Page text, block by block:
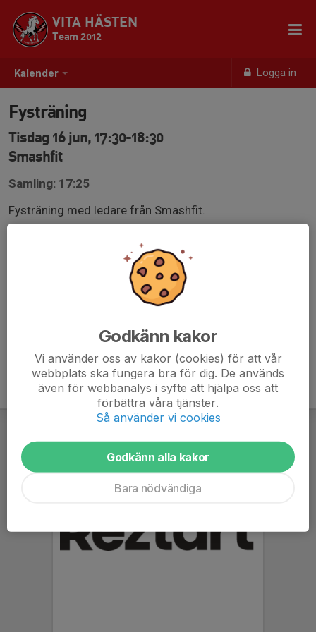
Kalender Logga in
VITA HÄSTEN
Team 2012
Fysträning
Tisdag 16 jun, 17:30-18:30
Smashfit
Samling: 17:25
Fysträning med ledare från Smashfit.
Ta med vattenflaska & inneskor (rena).
Godkänn kakor
Vi använder oss av kakor (cookies) för att vår
webbplats ska fungera bra för dig. De används
även för webbanalys i syfte att hjälpa oss att
förbättra våra tjänster.
Så använder vi cookies
Godkänn alla kakor
Bara nödvändiga